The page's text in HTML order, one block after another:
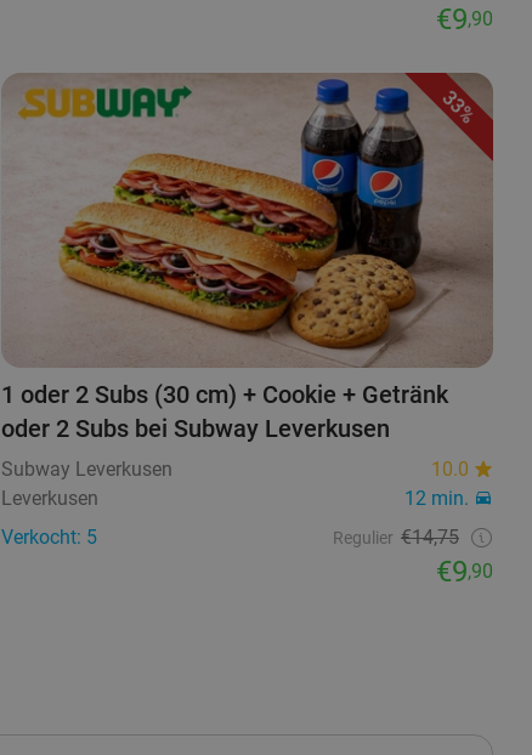
€9,90
33%
1 oder 2 Subs (30 cm) + Cookie + Getränk
oder 2 Subs bei Subway Leverkusen
Subway Leverkusen
10.0
Leverkusen
12 min.
Verkocht: 5
Regulier €14,75
€9,90